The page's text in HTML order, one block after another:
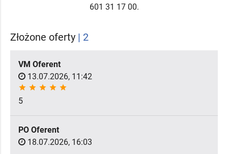
601 31 17 00.
Złożone oferty | 2
VM Oferent
13.07.2026, 11:42
star star star star star
5
PO Oferent
18.07.2026, 16:03